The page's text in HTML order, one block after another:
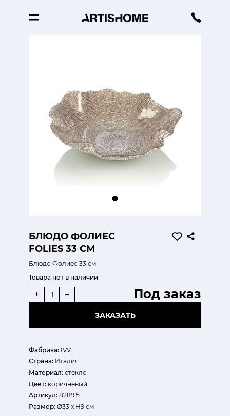
БЛЮДО ФОЛИЕС
FOLIES 33 СМ
Блюдо Фолиес 33 см
Фабрика: IVV
Страна: Италия
Материал: стекло
Цвет: коричневый
Артикул: 8289.5
Размер: Ø33 x H9 см
Товара нет в наличии
Под заказ
+ –
ЗАКАЗАТЬ